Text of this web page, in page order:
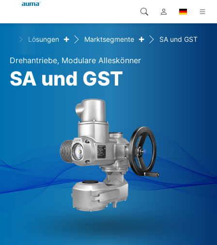
Produkte
Lösungen
Unternehmen
Kontakt
Global
Europa
Asien und Pazifik
Nordamerika
Suche
Lösungen + Marktsegmente + SA und GST
Drehantriebe, Modulare Alleskönner
SA und GST